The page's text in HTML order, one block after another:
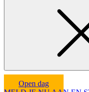
Open dag